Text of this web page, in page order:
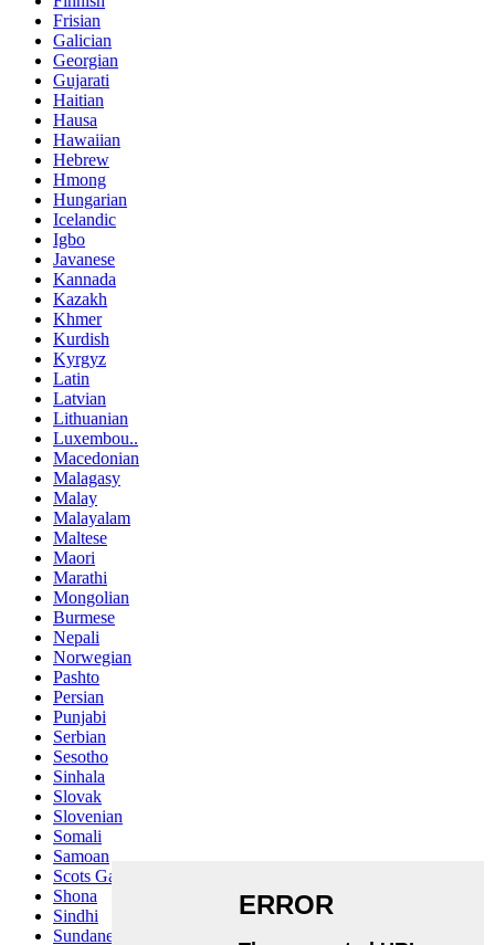
Frisian
Galician
Georgian
Gujarati
Haitian
Hausa
Hawaiian
Hebrew
Hmong
Hungarian
Icelandic
Igbo
Javanese
Kannada
Kazakh
Khmer
Kurdish
Kyrgyz
Latin
Latvian
Lithuanian
Luxembou..
Macedonian
Malagasy
Malay
Malayalam
Maltese
Maori
Marathi
Mongolian
Burmese
Nepali
Norwegian
Pashto
Persian
Punjabi
Serbian
Sesotho
Sinhala
Slovak
Slovenian
Somali
Samoan
Scots Gaelic
Shona
Sindhi
Sundanese